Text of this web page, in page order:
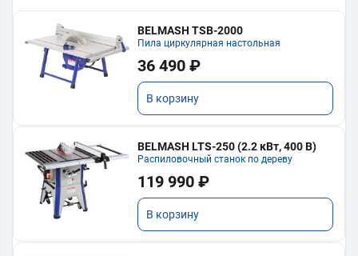
BELMASH TSB-2000
Пила циркулярная настольная
36 490 ₽
В корзину
BELMASH LTS-250 (2.2 кВт, 400 В)
Распиловочный станок по дереву
119 990 ₽
В корзину